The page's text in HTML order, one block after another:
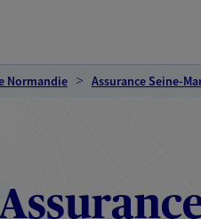
Normandie Assurance Seine-